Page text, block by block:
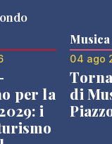
per la
i
Musica
04 ago
di